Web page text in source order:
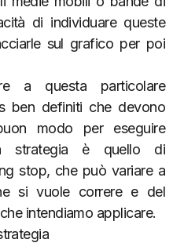
di individuare queste
sul grafico per poi
a questa particolare
ben definiti che devono
modo per eseguire
strategia è quello di
stop, che può variare a
si vuole correre e del
intendiamo applicare.